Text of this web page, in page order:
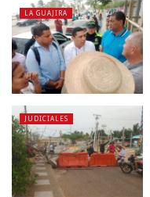
LA GUAJIRA
JUDICIALES